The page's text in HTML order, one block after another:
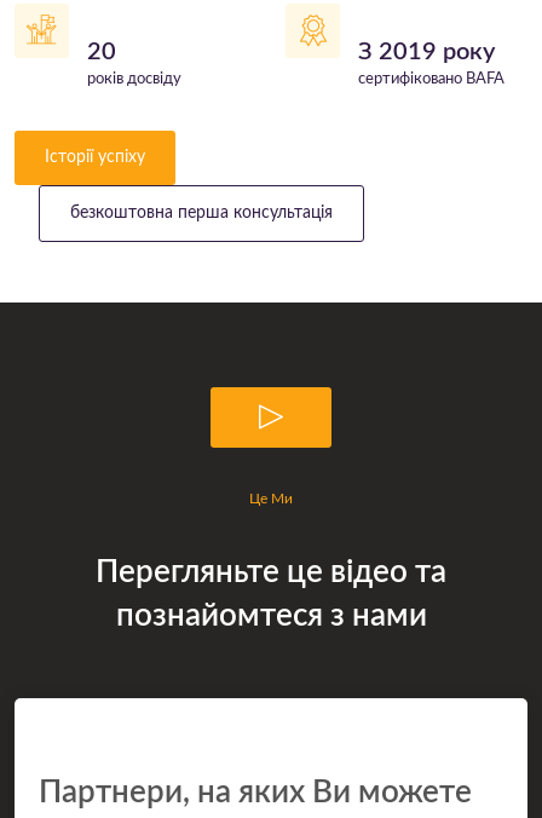
20
років досвіду
З 2019 року
сертифіковано BAFA
Історії успіху
безкоштовна перша консультація
Це Ми
Перегляньте це відео та
познайомтеся з нами
Партнери, на яких Ви можете